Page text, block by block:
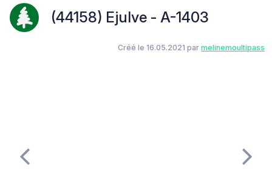
(44158) Ejulve - A-1403
Créé le 16.05.2021 par melinemoultipass